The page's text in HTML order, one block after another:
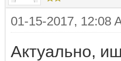
01-15-2017, 12:08
Актуально,